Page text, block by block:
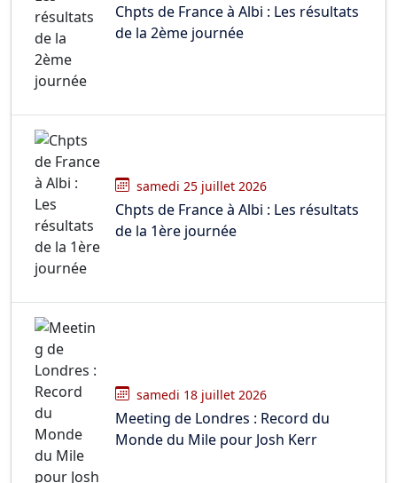
Chpts de France à Albi : Les résultats
de la 2ème journée
samedi 25 juillet 2026
Chpts de France à Albi : Les résultats
de la 1ère journée
samedi 18 juillet 2026
Meeting de Londres : Record du
Monde du Mile pour Josh Kerr